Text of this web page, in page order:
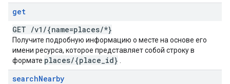
get
GET /v1 /{name=places/*}
Получите подробную информацию о месте на основе его
имени ресурса, которое представляет собой строку в
формате places/{place id}
searchNearby